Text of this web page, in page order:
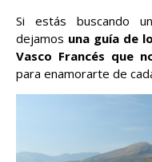
Si estás buscando
dejamos una guía de
Vasco Francés que
para enamorarte de